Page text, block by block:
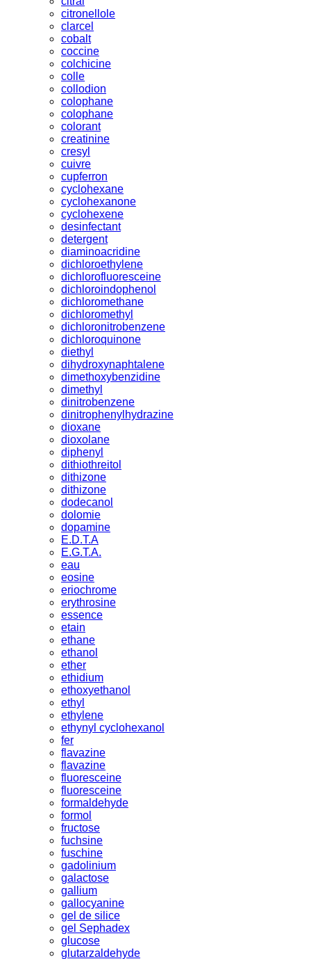
citronellole
clarcel
cobalt
coccine
colchicine
colle
collodion
colophane
colophane
colorant
creatinine
cresyl
cuivre
cupferron
cyclohexane
cyclohexanone
cyclohexene
desinfectant
detergent
diaminoacridine
dichloroethylene
dichlorofluoresceine
dichloroindophenol
dichloromethane
dichloromethyl
dichloronitrobenzene
dichloroquinone
diethyl
dihydroxynaphtalene
dimethoxybenzidine
dimethyl
dinitrobenzene
dinitrophenylhydrazine
dioxane
dioxolane
diphenyl
dithiothreitol
dithizone
dithizone
dodecanol
dolomie
dopamine
E.D.T.A
E.G.T.A.
eau
eosine
eriochrome
erythrosine
essence
etain
ethane
ethanol
ether
ethidium
ethoxyethanol
ethyl
ethylene
ethynyl cyclohexanol
fer
flavazine
flavazine
fluoresceine
fluoresceine
formaldehyde
formol
fructose
fuchsine
fuschine
gadolinium
galactose
gallium
gallocyanine
gel de silice
gel Sephadex
glucose
glutarzaldehyde